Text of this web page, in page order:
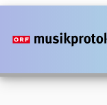
Direkt
zum